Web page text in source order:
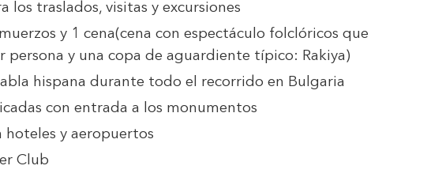
los traslados, visitas y excursiones
y 1 cena(cena con espectáculo folclóricos que
persona y una copa de aguardiente típico: Rakiya)
hispana durante todo el recorrido en Bulgaria
con entrada a los monumentos
hoteles y aeropuertos
Club